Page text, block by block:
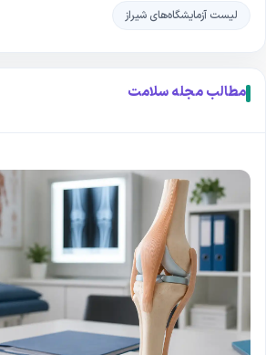
لیست آزمایشگاه‌های شیراز
مطالب مجله سلامت